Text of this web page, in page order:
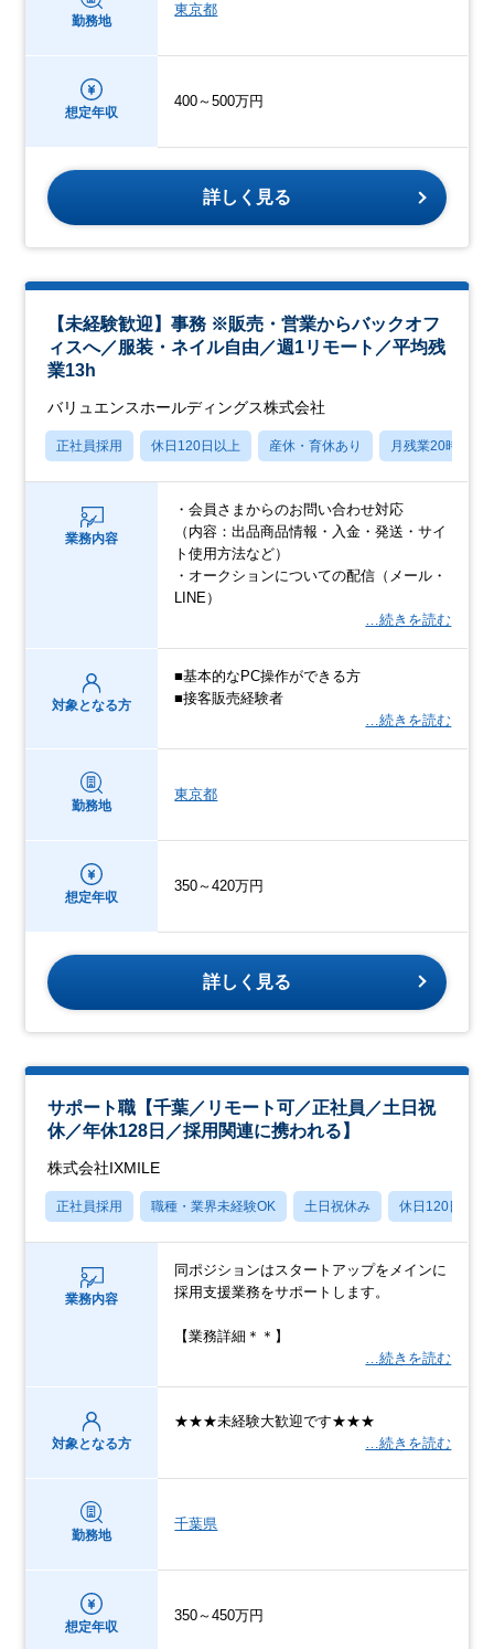
勤務地
東京都
想定年収
400～500万円
詳しく見る
【未経験歓迎】事務 ※販売・営業からバックオフ
ィスへ／服装・ネイル自由／週1リモート／平均残
業13h
バリュエンスホールディングス株式会社
正社員採用 休日120日以上 産休・育休あり 月残業20時間以
業務内容
・会員さまからのお問い合わせ対応
（内容：出品商品情報・入金・発送・サイ
ト使用方法など）
・オークションについての配信（メール・
LINE）
…続きを読む
対象となる方
■基本的なPC操作ができる方
■接客販売経験者
…続きを読む
勤務地
東京都
想定年収
350～420万円
詳しく見る
サポート職【千葉／リモート可／正社員／土日祝
休／年休128日／採用関連に携われる】
株式会社IXMILE
正社員採用 職種・業界未経験OK 土日祝休み 休日120日以上
業務内容
同ポジションはスタートアップをメインに
採用支援業務をサポートします。
【業務詳細＊＊】
…続きを読む
対象となる方
★★★未経験大歓迎です★★★
…続きを読む
勤務地
千葉県
想定年収
350～450万円